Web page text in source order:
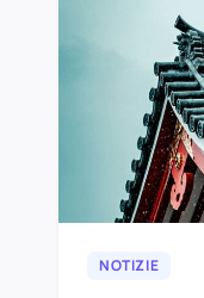
NOTIZIE